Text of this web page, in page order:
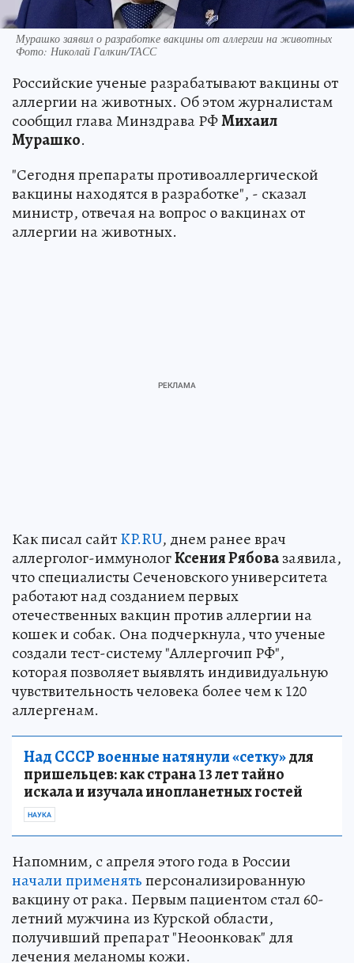
Мурашко заявил о разработке вакцины от аллергии на животных
Фото: Николай Галкин/ТАСС
Российские ученые разрабатывают вакцины от
аллергии на животных. Об этом журналистам
сообщил глава Минздрава РФМихаил
Мурашко.
"Сегодня препараты противоаллергической
вакцины находятся в разработке", - сказал
министр, отвечая на вопрос о вакцинах от
аллергии на животных.
Как писал сайтKP.RU, днем ранее врач
аллерголог-иммунологКсения Рябовазаявила,
что специалисты Сеченовского университета
работают над созданием первых
отечественных вакцин против аллергии на
кошек и собак. Она подчеркнула, что ученые
создали тест-систему "Аллергочип РФ",
которая позволяет выявлять индивидуальную
чувствительность человека более чем к 120
аллергенам.
Над СССР военные натянули «сетку»для
пришельцев: как страна 13 лет тайно
искала и изучала инопланетных гостей
НАУКА
Напомним, с апреля этого года в России
начали применятьперсонализированную
вакцину от рака. Первым пациентом стал 60-
летний мужчина из Курской области,
получивший препарат "Неоонковак" для
лечения меланомы кожи.